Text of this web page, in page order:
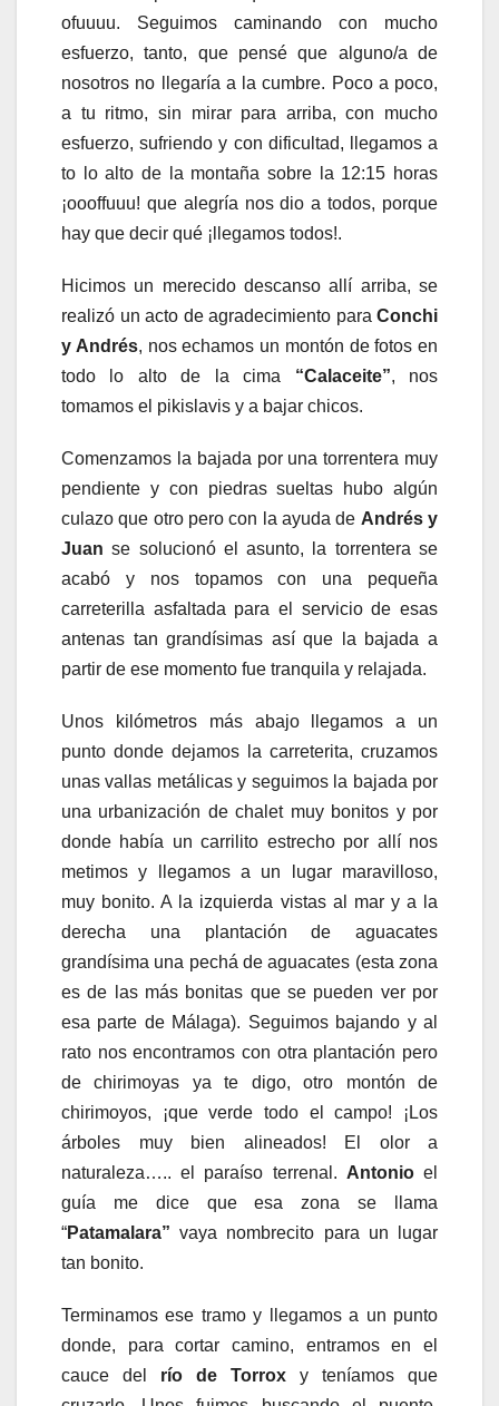
ofuuuu. Seguimos caminando con mucho
esfuerzo, tanto, que pensé que alguno/a de
nosotros no llegaría a la cumbre. Poco a poco,
a tu ritmo, sin mirar para arriba, con mucho
esfuerzo, sufriendo y con dificultad, llegamos a
to lo alto de la montaña sobre la 12:15 horas
¡oooffuuu! que alegría nos dio a todos, porque
hay que decir qué ¡llegamos todos!.
Hicimos un merecido descanso allí arriba, se
realizó un acto de agradecimiento para Conchi
y Andrés, nos echamos un montón de fotos en
todo lo alto de la cima “Calaceite”, nos
tomamos el pikislavis y a bajar chicos.
Comenzamos la bajada por una torrentera muy
pendiente y con piedras sueltas hubo algún
culazo que otro pero con la ayuda de Andrés y
Juan se solucionó el asunto, la torrentera se
acabó y nos topamos con una pequeña
carreterilla asfaltada para el servicio de esas
antenas tan grandísimas así que la bajada a
partir de ese momento fue tranquila y relajada.
Unos kilómetros más abajo llegamos a un
punto donde dejamos la carreterita, cruzamos
unas vallas metálicas y seguimos la bajada por
una urbanización de chalet muy bonitos y por
donde había un carrilito estrecho por allí nos
metimos y llegamos a un lugar maravilloso,
muy bonito. A la izquierda vistas al mar y a la
derecha una plantación de aguacates
grandísima una pechá de aguacates (esta zona
es de las más bonitas que se pueden ver por
esa parte de Málaga). Seguimos bajando y al
rato nos encontramos con otra plantación pero
de chirimoyas ya te digo, otro montón de
chirimoyos, ¡que verde todo el campo! ¡Los
árboles muy bien alineados! El olor a
naturaleza….. el paraíso terrenal. Antonioel
guía me dice que esa zona se llama
“Patamalara” vaya nombrecito para un lugar
tan bonito.
Terminamos ese tramo y llegamos a un punto
donde, para cortar camino, entramos en el
cauce del río de Torrox y teníamos que